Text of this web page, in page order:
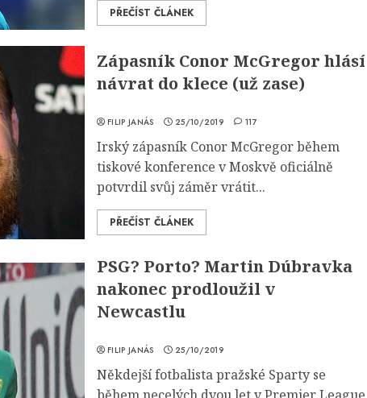
PŘEČÍST ČLÁNEK
Zápasník Conor McGregor hlásí
návrat do klece (už zase)
FILIP JANÁS 25/10/2019 117
Irský zápasník Conor McGregor během
tiskové konference v Moskvě oficiálně
potvrdil svůj záměr vrátit...
PŘEČÍST ČLÁNEK
PSG? Porto? Martin Dúbravka
nakonec prodloužil v
Newcastlu
FILIP JANÁS 25/10/2019
Někdejší fotbalista pražské Sparty se